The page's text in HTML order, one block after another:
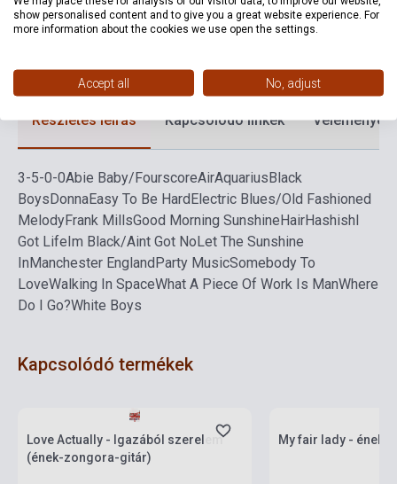
Formátum Kotta
Részletes leírás Kapcsolódó linkek Vélemények
3-5-0-0Abie Baby/FourscoreAirAquariusBlack
BoysDonnaEasy To Be HardElectric Blues/Old Fashioned
MelodyFrank MillsGood Morning SunshineHairHashishI
Got LifeIm Black/Aint Got NoLet The Sunshine
InManchester EnglandParty MusicSomebody To
LoveWalking In SpaceWhat A Piece Of Work Is ManWhere
Do I Go?White Boys
Kapcsolódó termékek
Love Actually - Igazából szerelem
(ének-zongora-gitár)
My fair lady -
show personalised content and to give you a great website experience. For
more information about the cookies we use open the settings.
Accept all No, adjust